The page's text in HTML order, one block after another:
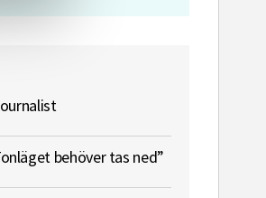
behöver tas ned”